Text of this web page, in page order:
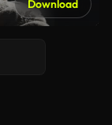
Download